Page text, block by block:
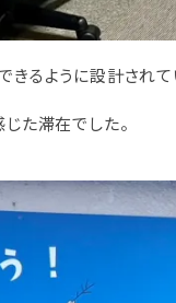
るように設計されて
た滞在でした。